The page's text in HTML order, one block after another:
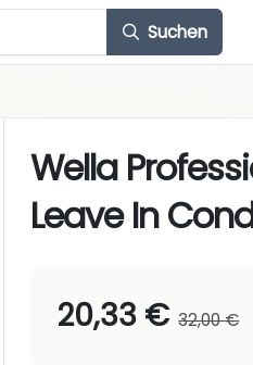
Suchen
Wella
Leave In
20,33 € 32,00 €